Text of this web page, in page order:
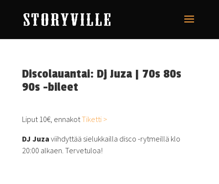
Discolauantai: Dj Juza | 70s 80s
90s -bileet
Liput 10€, ennakotTiketti >
DJ Juza viihdyttää sielukkailla disco -rytmeillä klo
20:00 alkaen. Tervetuloa!